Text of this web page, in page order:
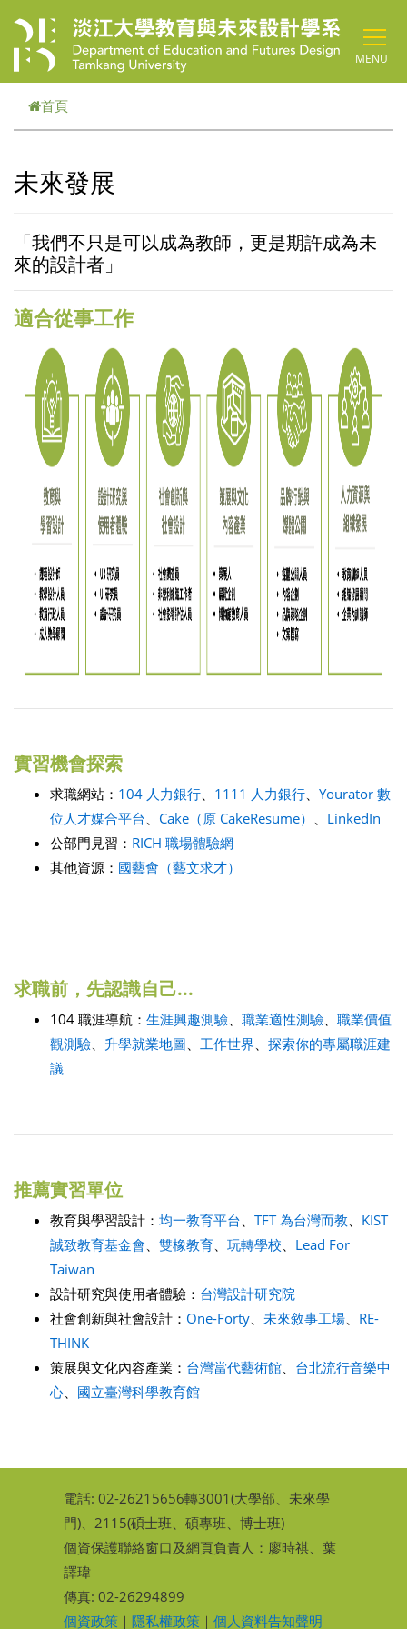
MENU
首頁
未來發展
「我們不只是可以成為教師，更是期許成為未
來的設計者」
適合從事工作
實習機會探索
求職網站： 104 人力銀行、 1111 人力銀行、 Yourator 數
位人才媒合平台、 Cake（原 CakeResume） 、 LinkedIn
公部門見習： RICH 職場體驗網
其他資源： 國藝會（藝文求才）
求職前，先認識自己...
104 職涯導航： 生涯興趣測驗、 職業適性測驗、 職業價值
觀測驗、 升學就業地圖、 工作世界、 探索你的專屬職涯建
議
推薦實習單位
教育與學習設計： 均一教育平台、 TFT 為台灣而教、 KIST
誠致教育基金會、 雙橡教育、 玩轉學校、 Lead For
Taiwan
設計研究與使用者體驗： 台灣設計研究院
社會創新與社會設計： One-Forty、 未來敘事工場、 RE-
THINK
策展與文化內容產業： 台灣當代藝術館、 台北流行音樂中
心、 國立臺灣科學教育館
電話: 02-26215656轉3001(大學部、 未來學
門)、2115(碩士班、碩專班、博士班)
個資保護聯絡窗口及網頁負責人：廖時祺、葉
譯瑋
傳真: 02-26294899
個資政策 ｜ 隱私權政策 ｜ 個人資料告知聲明